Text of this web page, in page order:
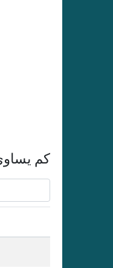
كم يساوي 20000 دولار أمريكي بالليرة